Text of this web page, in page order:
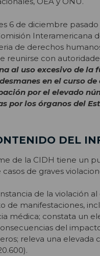
6 de diciembre
Interamericana
de derechos
reunirse con
al uso excesivo de la
en el curso
por el elevado
por los órganos del
DEL
de la CIDH tiene un
casos de graves
de la violación
de manifestaciones,
médica; constata un
del
releva una elevada